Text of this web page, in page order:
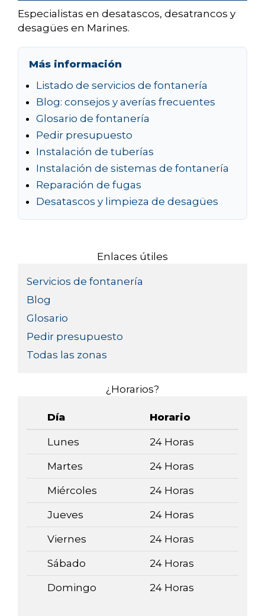
Especialistas en desatascos, desatrancos y
desagües en Marines.
Más información
Listado de servicios de fontanería
Blog: consejos y averías frecuentes
Glosario de fontanería
Pedir presupuesto
Instalación de tuberías
Instalación de sistemas de fontanería
Reparación de fugas
Desatascos y limpieza de desagües
Enlaces útiles
Servicios de fontanería
Blog
Glosario
Pedir presupuesto
Todas las zonas
¿Horarios?
Día Horario
Lunes 24 Horas
Martes 24 Horas
Miércoles 24 Horas
Jueves 24 Horas
Viernes 24 Horas
Sábado 24 Horas
Domingo 24 Horas